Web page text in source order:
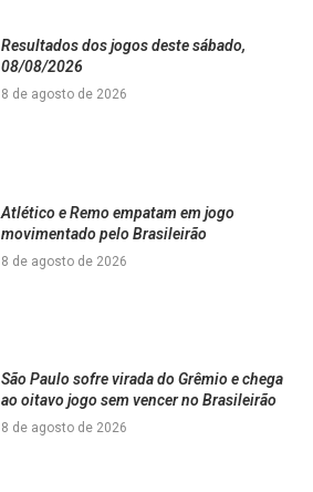
Resultados dos jogos deste sábado,
08/08/2026
8 de agosto de 2026
Atlético e Remo empatam em jogo
movimentado pelo Brasileirão
8 de agosto de 2026
São Paulo sofre virada do Grêmio e chega
ao oitavo jogo sem vencer no Brasileirão
8 de agosto de 2026